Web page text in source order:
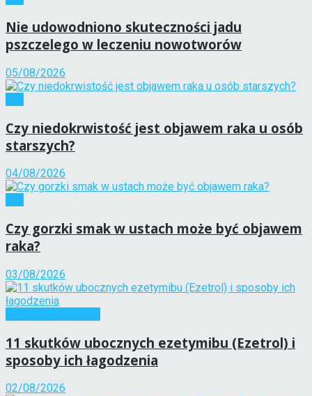
Nie udowodniono skuteczności jadu
pszczelego w leczeniu nowotworów
05/08/2026
Czy niedokrwistość jest objawem raka u osób
starszych?
04/08/2026
Czy gorzki smak w ustach może być objawem
raka?
03/08/2026
11 skutków ubocznych ezetymibu (Ezetrol) i
sposoby ich łagodzenia
02/08/2026